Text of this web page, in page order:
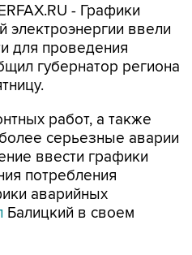
- Графики
электроэнергии ввели
для проведения
губернатор региона
работ, а также
серьезные аварии
ввести графики
потребления
аварийных
Балицкий в своем